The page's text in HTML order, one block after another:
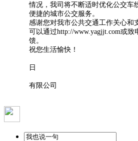
情况，我司将不断适时优化公交车
便捷的城市公交服务。
感谢您对我市公共交通工作关心和
可以通过http://www.yagjjt.com或致
馈。
祝您生活愉快！
2024年
日
雅安市公共
有限公司